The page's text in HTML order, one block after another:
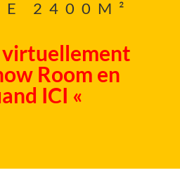
2400M²
virtuellement
Room en
ICI «